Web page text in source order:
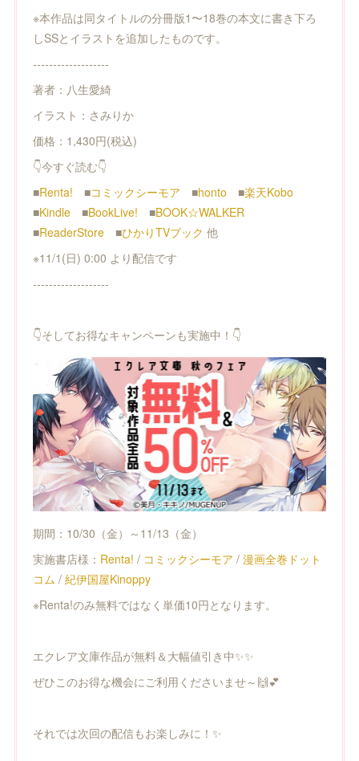
※本作品は同タイトルの分冊版1〜18巻の本文に書き下ろ
しSSとイラストを追加したものです。
-------------------
著者：八生愛綺
イラスト：さみりか
価格：1,430円(税込)
👇今すぐ読む👇
■Renta! ■コミックシーモア ■honto ■楽天Kobo
■Kindle■BookLive! ■BOOK☆WALKER
■ReaderStore■ひかりTVブック 他
※11/1(日) 0:00 より配信です
-------------------
👇そしてお得なキャンペーンも実施中！👇
期間：10/30（金）～11/13（金）
実施書店様： Renta! / コミックシーモア / 漫画全巻ドット
コム / 紀伊国屋Kinoppy
※Renta!のみ無料ではなく単価10円となります。
エクレア文庫作品が無料＆大幅値引き中✨✨
ぜひこのお得な機会にご利用くださいませ～🙌💕
それでは次回の配信もお楽しみに！✨